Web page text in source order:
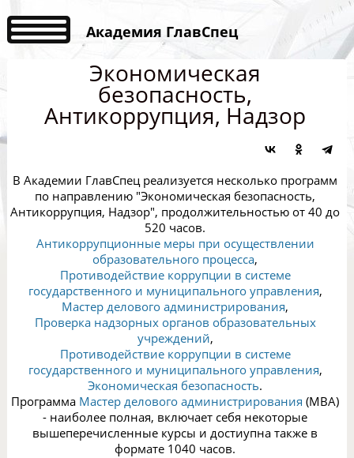
Академия ГлавСпец
Экономическая
безопасность,
Антикоррупция, Надзор
В Академии ГлавСпец реализуется несколько программ
по направлению "Экономическая безопасность,
Антикоррупция, Надзор", продолжительностью от 40 до
520 часов.
Антикоррупционные меры при осуществлении
образовательного процесса,
Противодействие коррупции в системе
государственного и муниципального управления,
Мастер делового администрирования,
Проверка надзорных органов образовательных
учреждений,
Противодействие коррупции в системе
государственного и муниципального управления,
Экономическая безопасность.
Программа Мастер делового администрирования (MBA)
- наиболее полная, включает себя некоторые
вышеперечисленные курсы и достиупна также в
формате 1040 часов.